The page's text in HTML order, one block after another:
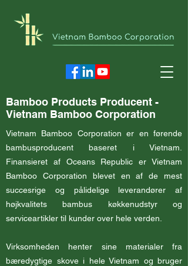
Bamboo Products Producent -
Vietnam Bamboo Corporation
Vietnam Bamboo Corporation er en førende
bambusproducent baseret i Vietnam.
Finansieret af Oceans Republic er Vietnam
Bamboo Corporation blevet en af de mest
succesrige og pålidelige leverandører af
højkvalitets bambus køkkenudstyr og
serviceartikler til kunder over hele verden.
Virksomheden henter sine materialer fra
bæredygtige skove i hele Vietnam og bruger